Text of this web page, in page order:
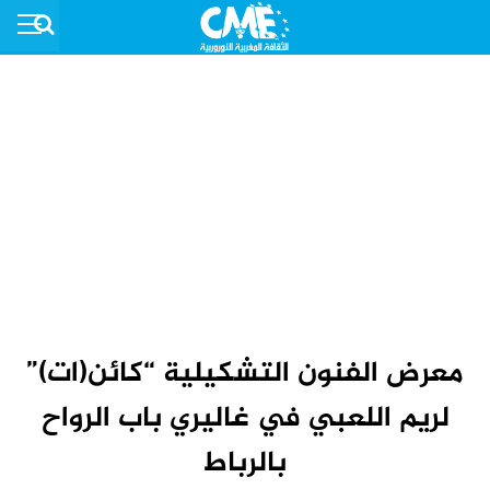
معرض الفنون التشكيلية “كائن(ات)”
لريم اللعبي في غاليري باب الرواح
بالرباط